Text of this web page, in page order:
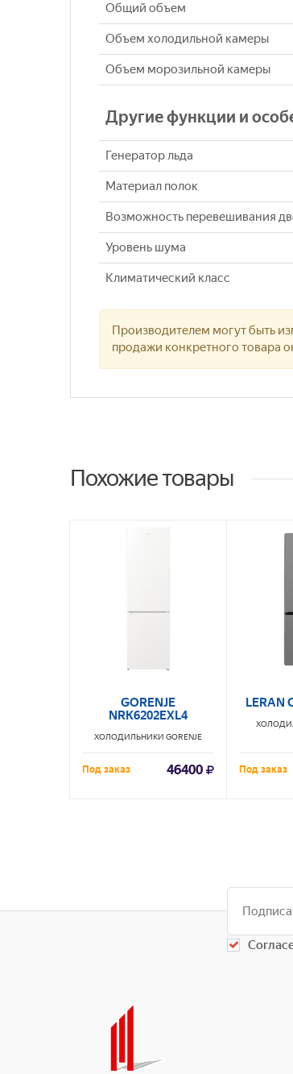
Общий объем
Объем холодильной камеры
Объем морозильной камеры
Другие функции и
Генератор льда
Материал полок
Возможность перевешивания
Уровень шума
Климатический класс
Производителем могут быть
продажи конкретного товара
Похожие товары
GORENJE
NRK6202EXL4
ХОЛОДИЛЬНИКИ GORENJE
Под заказ 46400
LERAN
Под заказ